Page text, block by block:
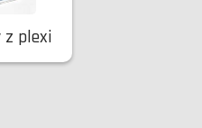
z plexi